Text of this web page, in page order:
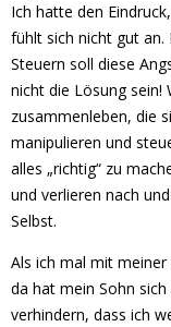
Ich hatte den
fühlt sich nicht gut an.
Steuern soll diese
nicht die Lösung sein!
zusammenleben, die
manipulieren und
alles „richtig“ zu
und verlieren nach
Selbst.
Als ich mal mit
da hat mein Sohn
verhindern, dass ich